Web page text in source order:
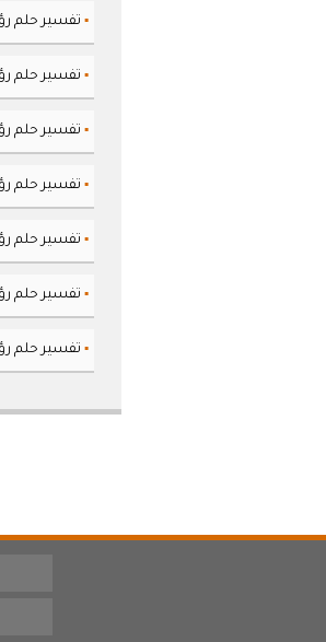
▪ تفسير حلم
▪ تفسير حلم
▪ تفسير حلم
▪ تفسير حلم
▪ تفسير حلم
▪ تفسير حلم
▪ تفسير حلم